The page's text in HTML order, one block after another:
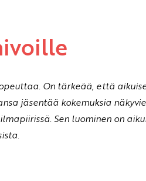
On tärkeää, että
jäsentää kokemuksia
Sen luominen on